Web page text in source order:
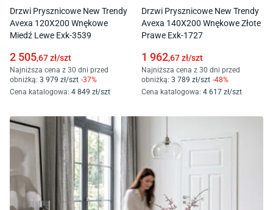
Drzwi Prysznicowe New Trendy
Avexa 120X200 Wnękowe
Miedź Lewe Exk-3539
2 505,67zł/szt
Najniższa cena z 30 dni przed
obniżką: 3 979 zł/szt -37%
Cena katalogowa: 4 849 zł/szt
Drzwi Prysznicowe New Trendy
Avexa 140X200 Wnękowe Złote
Prawe Exk-1727
1 962,67zł/szt
Najniższa cena z 30 dni przed
obniżką: 3 789 zł/szt -48%
Cena katalogowa: 4 617 zł/szt